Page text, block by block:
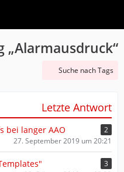
„Alarmausdruck“
Suche nach Tags
Letzte Antwort
bei langer AAO
2
27. September 2019 um 20:21
3